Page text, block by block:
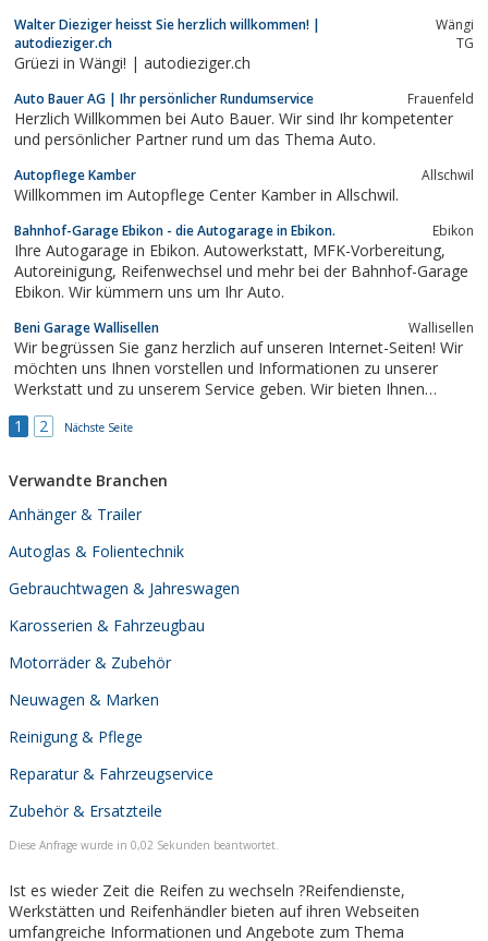
können.
Walter Dieziger heisst Sie herzlich willkommen! |
autodieziger.ch
Wängi
TG
Grüezi in Wängi! | autodieziger.ch
Auto Bauer AG | Ihr persönlicher Rundumservice Frauenfeld
Herzlich Willkommen bei Auto Bauer. Wir sind Ihr kompetenter
und persönlicher Partner rund um das Thema Auto.
Autopflege Kamber Allschwil
Willkommen im Autopflege Center Kamber in Allschwil.
Bahnhof-Garage Ebikon - die Autogarage in Ebikon. Ebikon
Ihre Autogarage in Ebikon. Autowerkstatt, MFK-Vorbereitung,
Autoreinigung, Reifenwechsel und mehr bei der Bahnhof-Garage
Ebikon. Wir kümmern uns um Ihr Auto.
Beni Garage Wallisellen Wallisellen
Wir begrüssen Sie ganz herzlich auf unseren Internet-Seiten! Wir
möchten uns Ihnen vorstellen und Informationen zu unserer
Werkstatt und zu unserem Service geben. Wir bieten Ihnen
1 2 Nächste Seite
Verwandte Branchen
Anhänger & Trailer
Autoglas & Folientechnik
Gebrauchtwagen & Jahreswagen
Karosserien & Fahrzeugbau
Motorräder & Zubehör
Neuwagen & Marken
Reinigung & Pflege
Reparatur & Fahrzeugservice
Zubehör & Ersatzteile
Diese Anfrage wurde in 0,02 Sekunden beantwortet.
Ist es wieder Zeit die Reifen zu wechseln ?Reifendienste,
Werkstätten und Reifenhändler bieten auf ihren Webseiten
umfangreiche Informationen und Angebote zum Thema